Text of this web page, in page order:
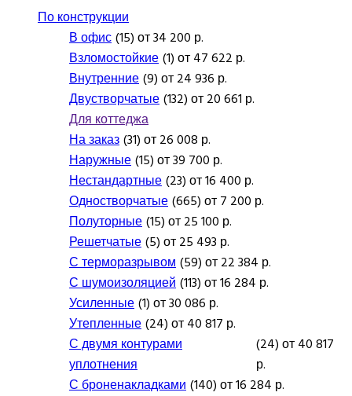
По конструкции
В офис(15) от 34 200 р.
Взломостойкие(1) от 47 622 р.
Внутренние(9) от 24 936 р.
Двустворчатые(132) от 20 661 р.
Для коттеджа
На заказ(31) от 26 008 р.
Наружные(15) от 39 700 р.
Нестандартные(23) от 16 400 р.
Одностворчатые(665) от 7 200 р.
Полуторные(15) от 25 100 р.
Решетчатые(5) от 25 493 р.
С терморазрывом(59) от 22 384 р.
С шумоизоляцией(113) от 16 284 р.
Усиленные(1) от 30 086 р.
Утепленные(24) от 40 817 р.
С двумя контурами
уплотнения
(24) от 40 817
р.
С броненакладками(140) от 16 284 р.